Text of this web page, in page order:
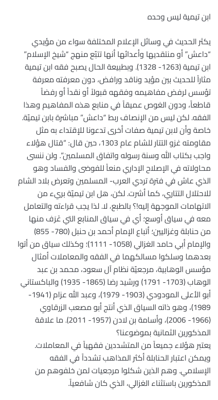
ابن تيمية ليس وحده
يكثر الحديث في وسائل الإعلام المختلفة سواء من مؤيدي
“داعش” أو منتقديها وأعدائها أنها تتبّع منهج “شيخ الإسلام”
ابن تيمية (1263- 1328). وبطبيعة الحال يصبح فقه ابن تيمية
مثاراً للحديث بين مؤيد وناقد ورافض، دون معرفته معرفة
تؤسس لرفض مفاهيمه وفقهه قبولاً أو نقداً أو رفضاً
قاطعاً، ودون الغوص عميقاً في منابع هذه المفاهيم وهذا
الفقه. لكن ليس من الإنصاف ربط “داعش” مباشرة بابن تيميّة.
خاصة وأن لابن تيمية صفات أخرى تدعونا للإقتداء به مثل
مقاومته غزو التتار للشام عام 1303، حين قال: “قتال هؤلاء
واجب بكتاب الله وسنة رسوله واتفاق المسلمين”. ولن ننسى
محاولاته في الإصلاح الإداري منعاً للفوضى والفساد وهو
الذي عاش في فترة تردي العرب- المسلمين وتعرض بلاد الشام
للاحتلال التتاري، كما أشرت. لكن، هل ابن تيميّة بريء من
الاتهامات الموجهة إليه!؟ بالطبع، لا. لذا يجب قراءته والتعامل
معه في سياق أوسع؛ أي في سياق المنابع التي غَرَف منها
من حنابلة وغزاليين؛ أتباع الإمام أحمد بن حنبل (780- 855)
والإمام أبي حامد الغزالي (1058- 1111)؛ وكذلك سياق من أتوا
بعدهما وسلكوا مسالكهما في الفقه والمعاملات أمثال
مؤسس الوهابية، مرجعيّة نظام آل سعود، محمد بن عبد
الوهاب (1703- 1791) ورشيد رضا (1865- 1935) والباكستاني
أبو الأعلى المودودي (1903- 1979)، وعبد الله عزام (1941-
1989)، وهو ذاته السياق الذي أنتج أبو مصعب الزرقاوي
(1966- 2006)، وأسامة بن لادن (1957- 2011). ما علاقة
المذكورين الثمانية بموضوعنا؟
يعتبر هؤلاء جميعاً من المتشددين فقهياً في المعاملات.
ويمكن اعتبار الحنابلة أكثر المذاهب تشدداً في الفقه
الإسلامي. وهم الذين شكلوا مرجعيات لمن خلفوهم من
المذكورين باستثناء الغزالي، الذي كان شافعياً.